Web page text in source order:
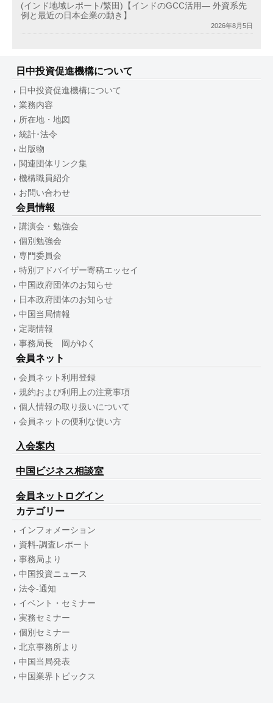
(インド地域レポート/繁田)【インドのGCC活用― 外資系先
例と最近の日本企業の動き】
2026年8月5日
日中投資促進機構について
日中投資促進機構について
業務内容
所在地・地図
統計･法令
出版物
関連団体リンク集
機構職員紹介
お問い合わせ
会員情報
講演会・勉強会
個別勉強会
専門委員会
特別アドバイザー寄稿エッセイ
中国政府団体のお知らせ
日本政府団体のお知らせ
中国当局情報
定期情報
事務局長 岡がゆく
会員ネット
会員ネット利用登録
規約および利用上の注意事項
個人情報の取り扱いについて
会員ネットの便利な使い方
入会案内
中国ビジネス相談室
会員ネットログイン
カテゴリー
インフォメーション
資料-調査レポート
事務局より
中国投資ニュース
法令-通知
イベント・セミナー
実務セミナー
個別セミナー
北京事務所より
中国当局発表
中国業界トピックス